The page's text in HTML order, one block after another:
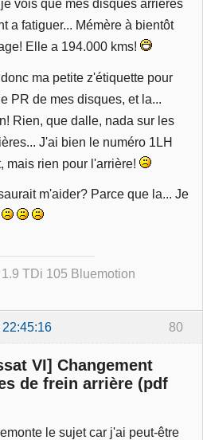
vois que mes disques arrières
a fatiguer... Mémère à bientôt
Elle a 194.000 kms!
ma petite z'étiquette pour
PR de mes disques, et la...
Rien, que dalle, nada sur les
J'ai bien le numéro 1LH
mais rien pour l'arrière!
m'aider? Parce que la... Je
TDi 105 Bluemotion
80
VI] Changement
de frein arrière (pdf
le sujet car j'ai peut-être